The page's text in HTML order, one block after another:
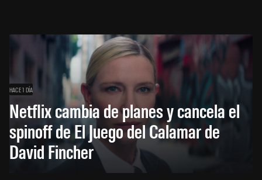
HACE 1 DÍA
Netflix cambia de planes y cancela el
spinoff de El Juego del Calamar de
David Fincher